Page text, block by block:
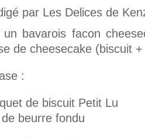
par Les Delices de
un bavarois facon
de cheesecake (biscuit
:
de biscuit Petit Lu
beurre fondu